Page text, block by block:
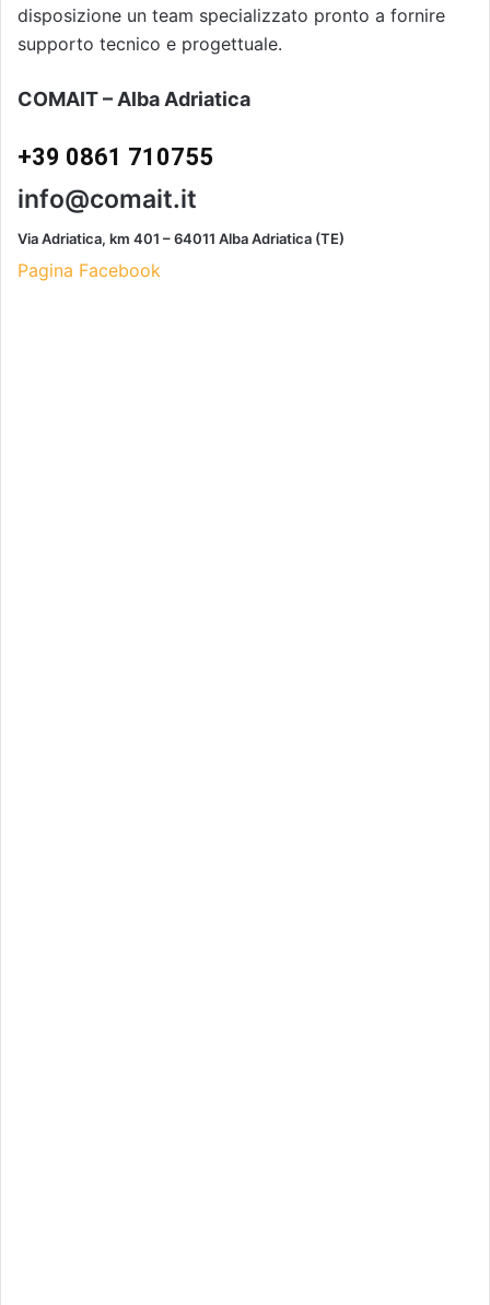
disposizione un team specializzato pronto a fornire
supporto tecnico e progettuale.
COMAIT – Alba Adriatica
+39 0861 710755
info@comait.it
Via Adriatica, km 401 – 64011 Alba Adriatica (TE)
Pagina Facebook